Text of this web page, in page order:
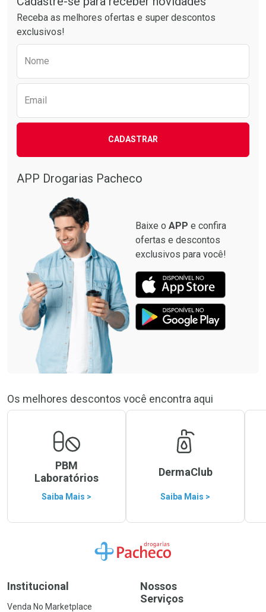
Receba as melhores ofertas e super descontos
exclusivos!
Nome
Email
CADASTRAR
APP Drogarias Pacheco
Baixe o APP e confira
ofertas e descontos
exclusivos para você!
Os melhores descontos você encontra aqui
PBM
Laboratórios
Saiba Mais >
DermaClub
Saiba Mais >
Ir para a Home
Institucional
Venda No Marketplace
Nossos
Serviços